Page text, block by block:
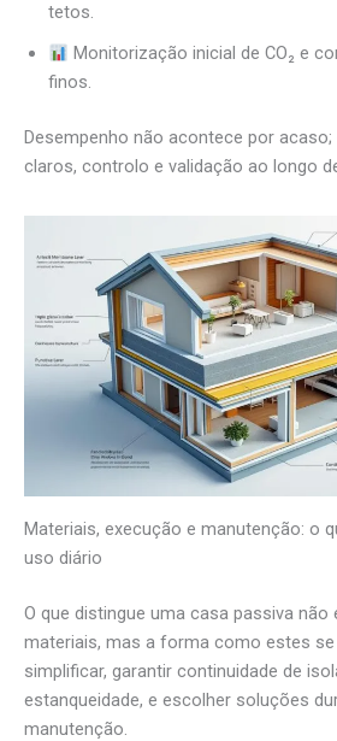
tetos.
Monitorização inicial de CO₂ e
finos.
Desempenho não acontece por
claros, controlo e validação ao longo
Materiais, execução e manutenção: o
uso diário
O que distingue uma casa passiva não
materiais, mas a forma como estes se
simplificar, garantir continuidade de
estanqueidade, e escolher soluções
manutenção.